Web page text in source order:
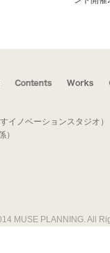
イノベーションスタジオ）
）
MUSE PLANNING. All